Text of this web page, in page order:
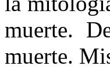
muerte.
muerte.